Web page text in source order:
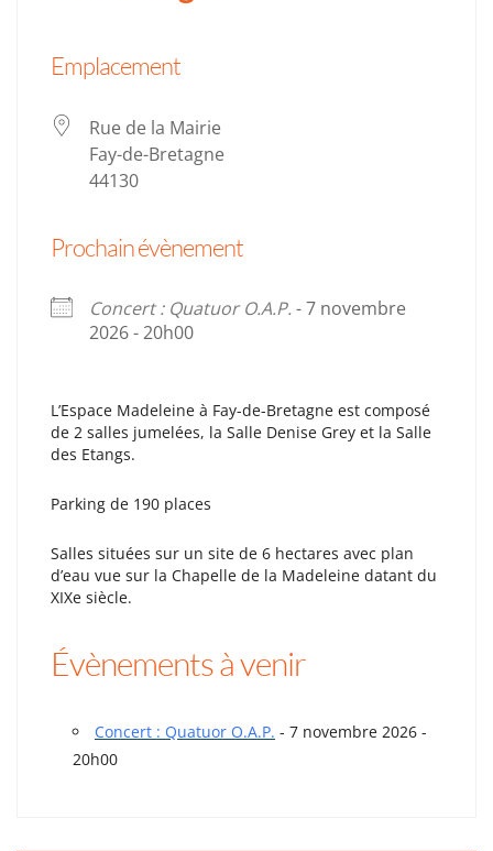
Emplacement
Rue de la Mairie
Fay-de-Bretagne
44130
Prochain évènement
Concert : Quatuor O.A.P. - 7 novembre
2026 - 20h00
L’Espace Madeleine à Fay-de-Bretagne est composé
de 2 salles jumelées, la Salle Denise Grey et la Salle
des Etangs.
Parking de 190 places
Salles situées sur un site de 6 hectares avec plan
d’eau vue sur la Chapelle de la Madeleine datant du
XIXe siècle.
Évènements à venir
Concert : Quatuor O.A.P. - 7 novembre 2026 -
20h00